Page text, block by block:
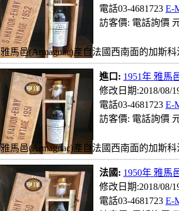
電話03-4681723 E-
訪客價: 電話詢價
雅馬邑(Armagnac)產自法國西南面的加斯
進口: 1951年 雅馬
修改日期:2018/08/
電話03-4681723 E-
訪客價: 電話詢價
雅馬邑(Armagnac)產自法國西南面的加斯
法國: 1950年 雅馬
修改日期:2018/08/
電話03-4681723 E-